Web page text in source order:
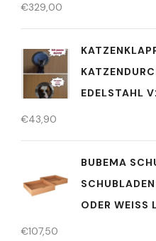
€329,00
EDELSTAHL
€43,90
BUBEMA
ODER WEISS
€107,50